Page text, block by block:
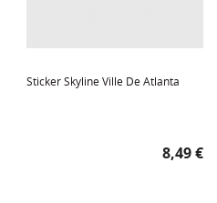
Sticker Skyline Ville De Atlanta
Prix
8,49 €